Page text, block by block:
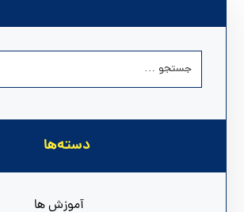
دسته‌ها
آموزش ها